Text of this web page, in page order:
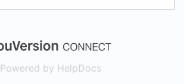
(opens in a
Powered by HelpDocs